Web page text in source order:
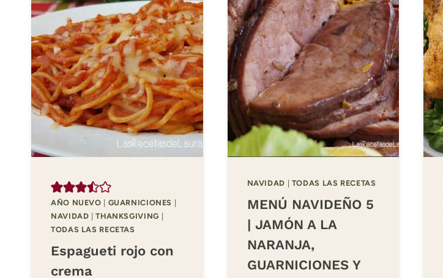
AÑO NUEVO GUARNICIONES
NAVIDAD |THANKSGIVING
TODAS LAS RECETAS
Espagueti rojo con
crema
NAVIDAD TODAS LAS RECETAS
MENÚ NAVIDEÑO 5
| JAMÓN A LA
NARANJA,
GUARNICIONES Y